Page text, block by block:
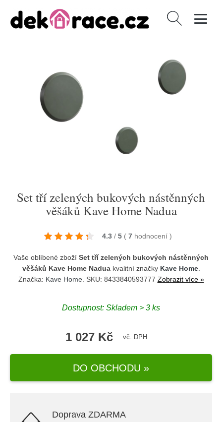
Vyhledávání
Set tří zelených bukových nástěnných
věšáků Kave Home Nadua
4.3 / 5 ( 7 hodnocení )
Vaše oblíbené zboží Set tří zelených bukových nástěnných
věšáků Kave Home Naduakvalitní značky Kave Home.
Značka: Kave Home. SKU: 8433840593777 Zobrazit více »
Dostupnost: Skladem > 3 ks
1 027 Kč vč. DPH
DO OBCHODU »
Doprava ZDARMA